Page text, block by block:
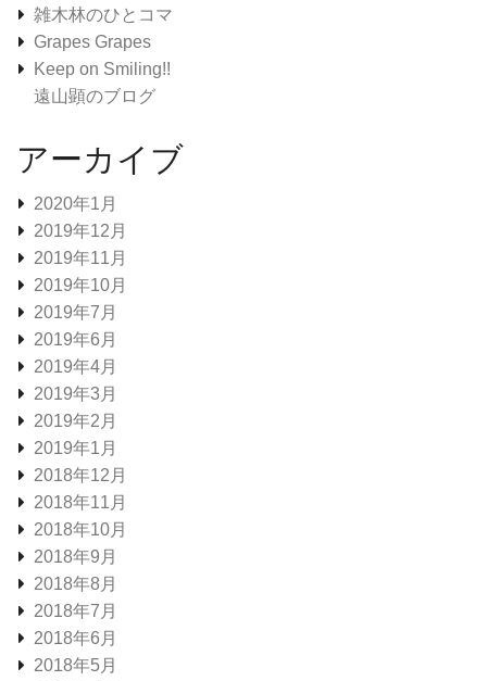
雑木林のひとコマ
Grapes Grapes
Keep on Smiling!!
遠山顕のブログ
アーカイブ
2020年1月
2019年12月
2019年11月
2019年10月
2019年7月
2019年6月
2019年4月
2019年3月
2019年2月
2019年1月
2018年12月
2018年11月
2018年10月
2018年9月
2018年8月
2018年7月
2018年6月
2018年5月